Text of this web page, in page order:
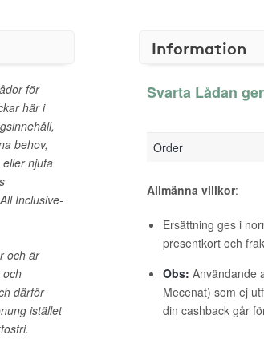
för
här i
behov,
njuta
Inclusive-
och är
och
därför
istället
Information
Svarta Lådan
Order
Allmänna villkor:
Ersättning ges i
presentkort och
Obs: Användande
Mecenat) som ej
din cashback går